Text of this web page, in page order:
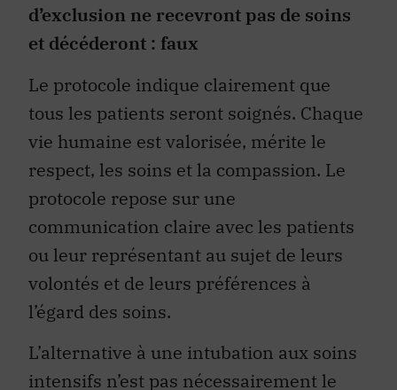
d’exclusion ne recevront pas de soins
et décéderont : faux
Le protocole indique clairement que
tous les patients seront soignés. Chaque
vie humaine est valorisée, mérite le
respect, les soins et la compassion. Le
protocole repose sur une
communication claire avec les patients
ou leur représentant au sujet de leurs
volontés et de leurs préférences à
l’égard des soins.
L’alternative à une intubation aux soins
intensifs n’est pas nécessairement le